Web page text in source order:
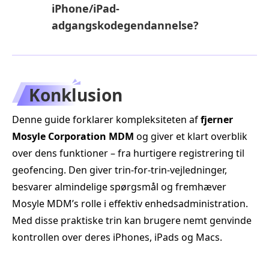
iPhone/iPad-
adgangskodegendannelse?
Konklusion
Denne guide forklarer kompleksiteten affjerner
Mosyle Corporation MDM og giver et klart overblik
over dens funktioner – fra hurtigere registrering til
geofencing. Den giver trin‑for‑trin‑vejledninger,
besvarer almindelige spørgsmål og fremhæver
Mosyle MDM’s rolle i effektiv enhedsadministration.
Med disse praktiske trin kan brugere nemt genvinde
kontrollen over deres iPhones, iPads og Macs.